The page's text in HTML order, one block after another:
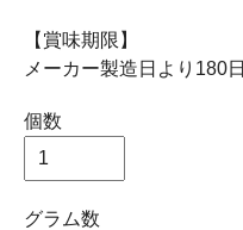
【賞味期限】
メーカー製造日より180日
個数
グラム数